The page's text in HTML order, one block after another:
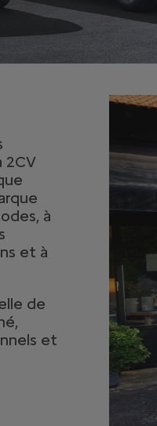
2CV
à
et à
de
et